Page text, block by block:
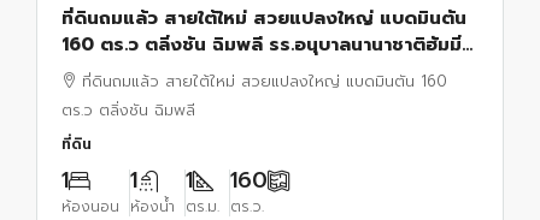
ที่ดินถมแล้ว สายใต้ใหม่ สวยแปลงใหญ่ แบดมินตัน
160 ตร.ว ตลิ่งชัน ฉิมพลี รร.อนุบาลนานาชาติฮัมมิ่ง
เบิร์ด 1 กม.และ เอสซี พลาซ่า 1 กม.
ที่ดินถมแล้ว สายใต้ใหม่ สวยแปลงใหญ่ แบดมินตัน 160
ตร.ว ตลิ่งชัน ฉิมพลี
ที่ดิน
1
ห้องนอน
1
ห้องน้ำ
1
ตร.ม.
160
ตร.ว.